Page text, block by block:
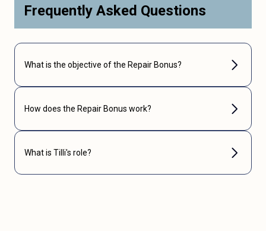
Frequently Asked Questions
What is the objective of the Repair Bonus?
How does the Repair Bonus work?
What is Tilli's role?